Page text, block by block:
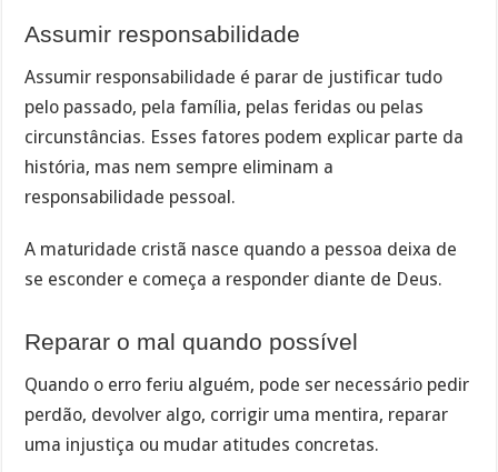
Assumir responsabilidade
Assumir responsabilidade é parar de justificar tudo
pelo passado, pela família, pelas feridas ou pelas
circunstâncias. Esses fatores podem explicar parte da
história, mas nem sempre eliminam a
responsabilidade pessoal.
A maturidade cristã nasce quando a pessoa deixa de
se esconder e começa a responder diante de Deus.
Reparar o mal quando possível
Quando o erro feriu alguém, pode ser necessário pedir
perdão, devolver algo, corrigir uma mentira, reparar
uma injustiça ou mudar atitudes concretas.